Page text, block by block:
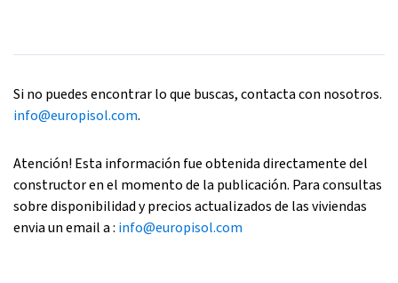
Si no puedes encontrar lo que buscas, contacta con nosotros.
info@europisol.com.
Atención! Esta información fue obtenida directamente del
constructor en el momento de la publicación. Para consultas
sobre disponibilidad y precios actualizados de las viviendas
envia un email a : info@europisol.com